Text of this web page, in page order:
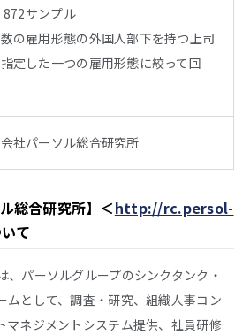
872サンプル
の雇用形態の外国人部下を持つ上司
定した一つの雇用形態に絞って回
社パーソル総合研究所
総合研究所】＜http://rc.persol-
て
パーソルグループのシンクタンク・
ムとして、調査・研究、組織人事コン
マネジメントシステム提供、社員研修